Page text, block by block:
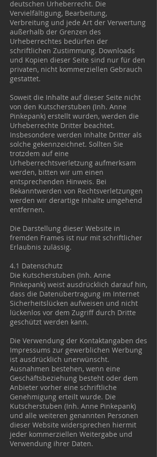
deutschen Urheberrecht. Die
Vervielfältigung, Bearbeitung,
Verbreitung und jede Art der Verwertung
außerhalb der Grenzen des
Urheberrechtes bedürfen der
schriftlichen Zustimmung. Downloads
und Kopien dieser Seite sind nur für den
privaten, nicht kommerziellen Gebrauch
gestattet.
Soweit die Inhalte auf dieser Seite nicht
von den Kutscherstuben (Inh. Anne
Pinkepank) erstellt wurden, werden die
Urheberrechte Dritter beachtet.
Insbesondere werden Inhalte Dritter als
solche gekennzeichnet. Sollten Sie
trotzdem auf eine
Urheberrechtsverletzung aufmerksam
werden, bitten wir um einen
entsprechenden Hinweis. Bei
Bekanntwerden von Rechtsverletzungen
werden wir derartige Inhalte umgehend
entfernen.
Die Darstellung dieser Website in
fremden Frames ist nur mit schriftlicher
Erlaubnis zulässig.
4.1 Datenschutz
Die Kutscherstuben (Inh. Anne
Pinkepank) weist ausdrücklich darauf hin,
dass die Datenübertragung im Internet
Sicherheitslücken aufweisen und nicht
lückenlos vor dem Zugriff durch Dritte
geschützt werden kann.
Die Verwendung der Kontaktangaben des
Impressums zur gewerblichen Werbung
ist ausdrücklich unerwünscht.
Ausnahmen bestehen, wenn eine
Geschäftsbeziehung besteht oder dem
Anbieter vorher eine schriftliche
Genehmigung erteilt wurde. Die
Kutscherstuben (Inh. Anne Pinkepank)
und alle weiteren genannten Personen
dieser Website widersprechen hiermit
jeder kommerziellen Weitergabe und
Verwendung ihrer Daten.